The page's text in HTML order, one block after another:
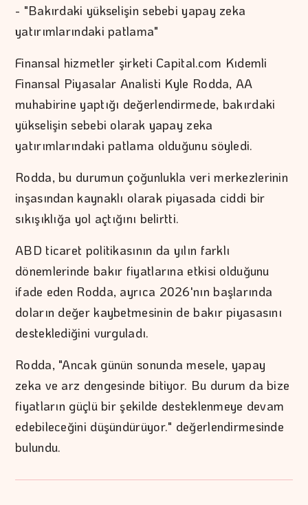
- "Bakırdaki yükselişin sebebi yapay zeka
yatırımlarındaki patlama"
Finansal hizmetler şirketi Capital.com Kıdemli
Finansal Piyasalar Analisti Kyle Rodda, AA
muhabirine yaptığı değerlendirmede, bakırdaki
yükselişin sebebi olarak yapay zeka
yatırımlarındaki patlama olduğunu söyledi.
Rodda, bu durumun çoğunlukla veri merkezlerinin
inşasından kaynaklı olarak piyasada ciddi bir
sıkışıklığa yol açtığını belirtti.
ABD ticaret politikasının da yılın farklı
dönemlerinde bakır fiyatlarına etkisi olduğunu
ifade eden Rodda, ayrıca 2026'nın başlarında
doların değer kaybetmesinin de bakır piyasasını
desteklediğini vurguladı.
Rodda, "Ancak günün sonunda mesele, yapay
zeka ve arz dengesinde bitiyor. Bu durum da bize
fiyatların güçlü bir şekilde desteklenmeye devam
edebileceğini düşündürüyor." değerlendirmesinde
bulundu.